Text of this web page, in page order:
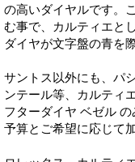
の高いダイヤルです。
む事で、カルティエと
ダイヤが文字盤の青を
サントス以外にも、パ
ンテール等、カルティ
フターダイヤ ベゼル
予算とご希望に応じて